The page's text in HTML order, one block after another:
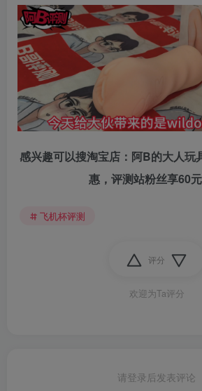
感兴趣可以搜淘宝店：阿B的大人玩
惠，评测站粉丝享60
飞机杯评测
评分
欢迎为Ta评分
请登录后发表评论